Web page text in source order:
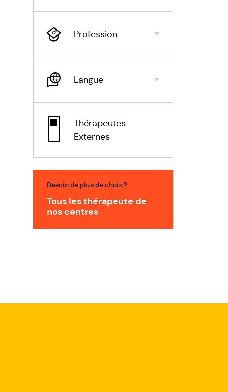
Profession
Langue
Thérapeutes
Externes
Besoin de plus de choix ?
Tous les thérapeute de
nos centres